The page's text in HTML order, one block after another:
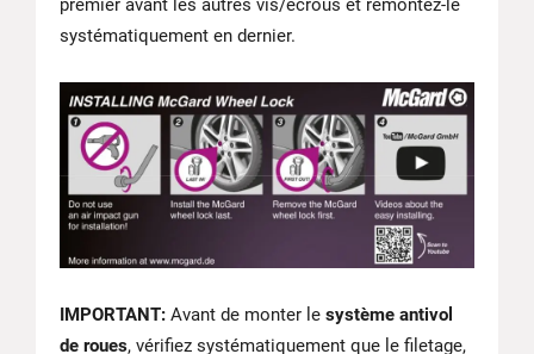
premier avant les autres vis/écrous et remontez-le
systématiquement en dernier.
IMPORTANT: Avant de monter le système antivol
de roues, vérifiez systématiquement que le filetage,